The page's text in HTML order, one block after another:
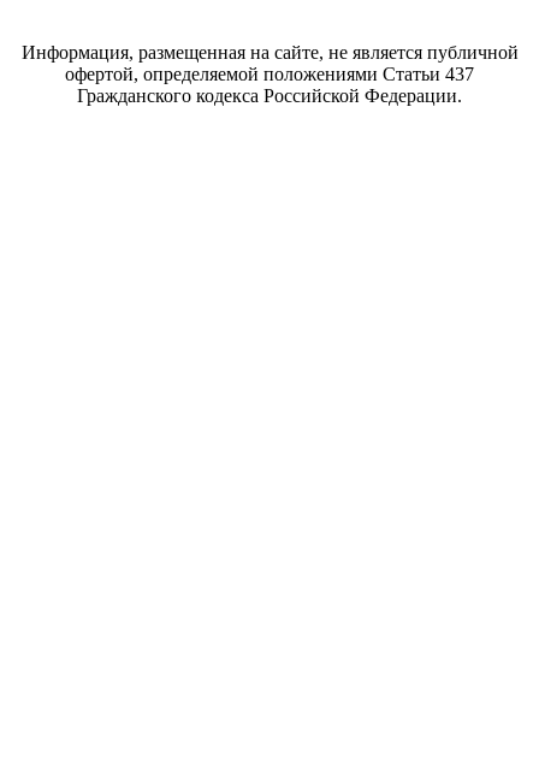
Информация, размещенная на сайте, не является публичной
офертой, определяемой положениями Статьи 437
Гражданского кодекса Российской Федерации.